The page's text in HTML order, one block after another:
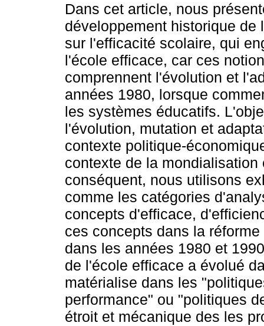
Dans cet article, nous
développement historique de
sur l'efficacité scolaire, qui
l'école efficace, car ces
comprennent l'évolution et
années 1980, lorsque
les systèmes éducatifs.
l'évolution, mutation et
contexte politique-
contexte de la
conséquent, nous utilisons
comme les catégories
concepts d'efficace,
ces concepts dans la
dans les années 1980 et
de l'école efficace a évolué
matérialise dans les
performance" ou "politiques
étroit et mécanique des les